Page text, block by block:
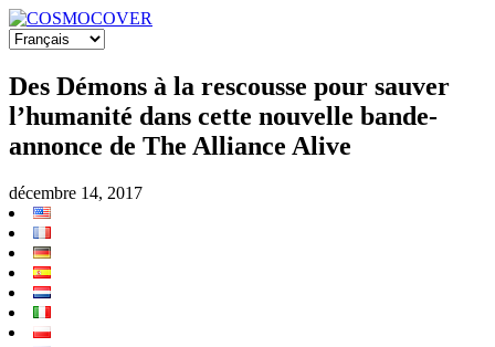
Des Démons à la rescousse pour sauver
l’humanité dans cette nouvelle bande-
annonce de The Alliance Alive
décembre 14, 2017